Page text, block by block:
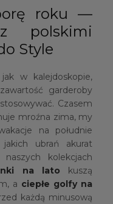
roku —
polskimi
Style
w kalejdoskopie,
garderoby
Czasem
mroźna zima, my
na południe
ubrań akurat
kolekcjach
na lato kuszą
a ciepłe golfyna
każdą minusową